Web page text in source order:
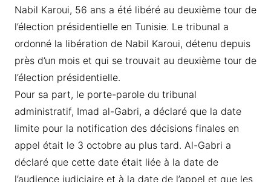
Nabil Karoui, 56 ans a été libéré au deuxième tour de
l’élection présidentielle en Tunisie. Le tribunal a
ordonné la libération de Nabil Karoui, détenu depuis
près d’un mois et qui se trouvait au deuxième tour de
l’élection présidentielle.
Pour sa part, le porte-parole du tribunal
administratif, Imad al-Gabri, a déclaré que la date
limite pour la notification des décisions finales en
appel était le 3 octobre au plus tard. Al-Gabri a
déclaré que cette date était liée à la date de
l’audience judiciaire et à la date de l’appel et que les